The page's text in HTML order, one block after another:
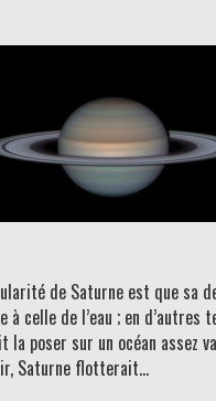
de Saturne est que sa
à celle de l’eau ; en d’autres
la poser sur un océan assez
Saturne flotterait…